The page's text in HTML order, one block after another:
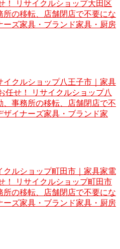
！ リサイクルショップ大田区
の移転、店舗閉店で不要にな
ーズ家具・ブランド家具・厨房
イクルショップ八王子市｜家具
任せ！ リサイクルショップ八
事務所の移転、店舗閉店で不
イナーズ家具・ブランド家
ルショップ町田市｜家具家電
！ リサイクルショップ町田市
の移転、店舗閉店で不要にな
ーズ家具・ブランド家具・厨房